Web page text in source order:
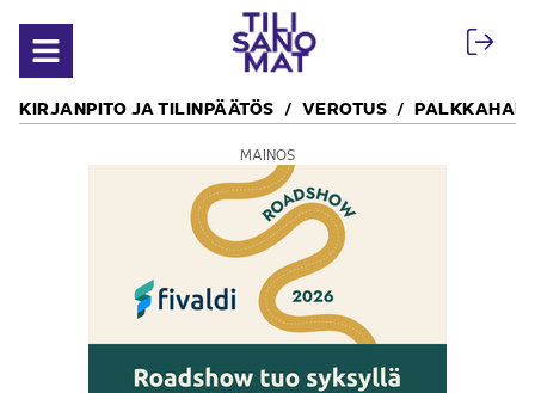
Avaa valikko
KIRJANPITO JA TILINPÄÄTÖS VEROTUS
MAINOS